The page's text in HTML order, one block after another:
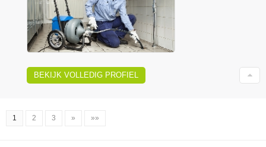
BEKIJK VOLLEDIG PROFIEL
1 2 3 » »»